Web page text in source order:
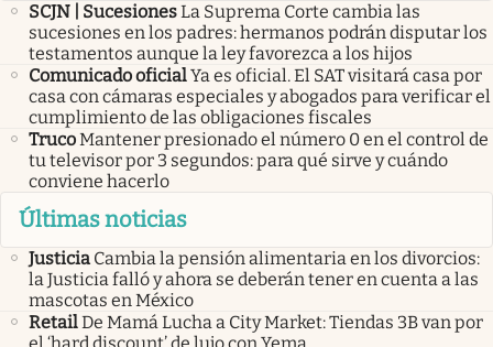
SCJN | SucesionesLa Suprema Corte cambia las
sucesiones en los padres: hermanos podrán disputar los
testamentos aunque la ley favorezca a los hijos
Comunicado oficialYa es oficial. El SAT visitará casa por
casa con cámaras especiales y abogados para verificar el
cumplimiento de las obligaciones fiscales
TrucoMantener presionado el número 0 en el control de
tu televisor por 3 segundos: para qué sirve y cuándo
conviene hacerlo
Últimas noticias
Justicia Cambia la pensión alimentaria en los divorcios:
la Justicia falló y ahora se deberán tener en cuenta a las
mascotas en México
RetailDe Mamá Lucha a City Market: Tiendas 3B van por
el ‘hard discount’ de lujo con Yema